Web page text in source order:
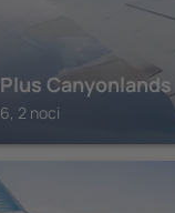
Canyonlands
2 noci